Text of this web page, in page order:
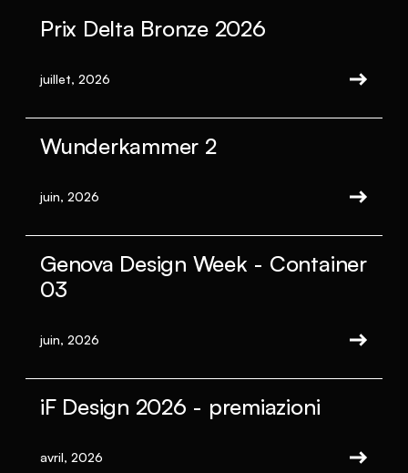
Prix Delta Bronze 2026
juillet, 2026
Wunderkammer 2
juin, 2026
Genova Design Week - Container
03
juin, 2026
iF Design 2026 - premiazioni
avril, 2026